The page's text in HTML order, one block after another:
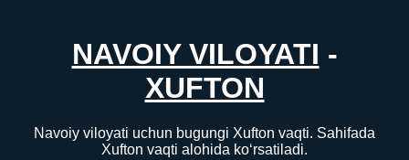
NAVOIY VILOYATI -
XUFTON
Navoiy viloyati uchun bugungi Xufton vaqti. Sahifada
Xufton vaqti alohida ko‘rsatiladi.